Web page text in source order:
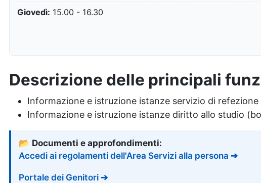
Giovedì: 15.00 - 16.30
Descrizione delle principali
Informazione e istruzione istanze servizio di
Informazione e istruzione istanze diritto allo studio
📂 Documenti e approfondimenti:
Accedi ai regolamenti dell'Area Servizi alla persona ➔
Portale dei Genitori ➔